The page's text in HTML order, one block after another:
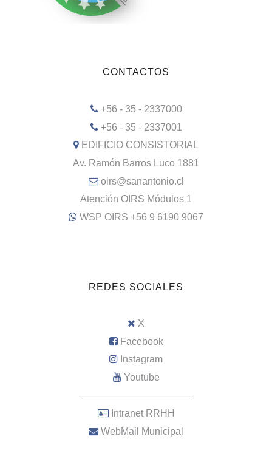
CONTACTOS
+56 - 35 - 2337000
+56 - 35 - 2337001
EDIFICIO CONSISTORIAL
Av. Ramón Barros Luco 1881
oirs@sanantonio.cl
Atención OIRS Módulos 1
WSP OIRS +56 9 6190 9067
REDES SOCIALES
X
Facebook
Instagram
Youtube
–––––––––––––––––––––
Intranet RRHH
WebMail Municipal